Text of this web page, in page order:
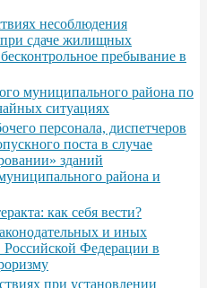
несоблюдения
при сдаче жилищных
пребывание в
муниципального района по
ситуациях
персонала, диспетчеров
поста в случае
зданий
района и
как себя вести?
и иных
Федерации в
при установлении